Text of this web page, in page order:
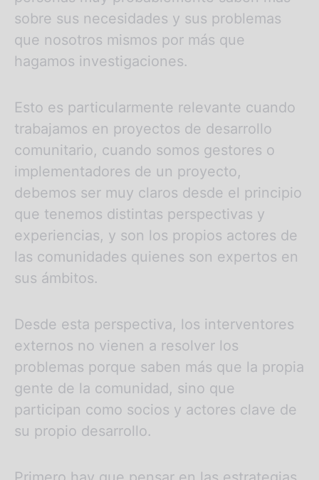
sobre sus necesidades y sus problemas
que nosotros mismos por más que
hagamos investigaciones.
Esto es particularmente relevante cuando
trabajamos en proyectos de desarrollo
comunitario, cuando somos gestores o
implementadores de un proyecto,
debemos ser muy claros desde el principio
que tenemos distintas perspectivas y
experiencias, y son los propios actores de
las comunidades quienes son expertos en
sus ámbitos.
Desde esta perspectiva, los interventores
externos no vienen a resolver los
problemas porque saben más que la propia
gente de la comunidad, sino que
participan como socios y actores clave de
su propio desarrollo.